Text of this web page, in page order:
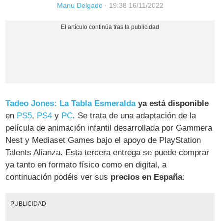
Manu Delgado· 19:38 16/11/2022
Tadeo Jones: La Tabla Esmeralda ya está disponible
en PS5, PS4 y PC. Se trata de una adaptación de la
película de animación infantil desarrollada por Gammera
Nest y Mediaset Games bajo el apoyo de PlayStation
Talents Alianza. Esta tercera entrega se puede comprar
ya tanto en formato físico como en digital, a
continuación podéis ver sus precios en España:
PUBLICIDAD